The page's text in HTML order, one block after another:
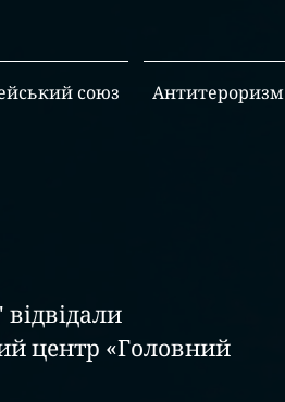
союз Антитероризм
центр «Головний